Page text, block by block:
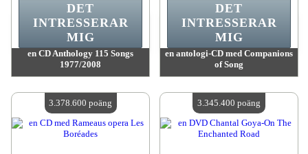
en CD Anthology 115 Songs
1977/2008
Antal tillgängliga:4
DET
INTRESSERAR
MIG
en antologi-CD med Companions
of Song
Antal tillgängliga:4
DET
INTRESSERAR
MIG
3.378.600 poäng 3.345.400 poäng